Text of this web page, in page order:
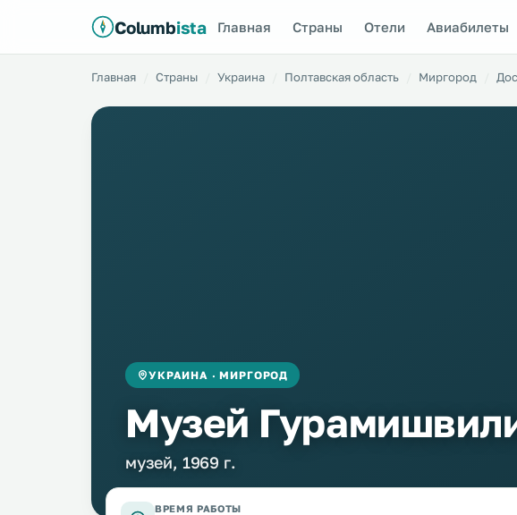
Columbista Главная Страны Отели Авиабилеты
Главная Страны Украина Полтавская область Миргород
УКРАИНА · МИРГОРОД
Музей
музей, 1969 г.
ВРЕМЯ РАБОТЫ